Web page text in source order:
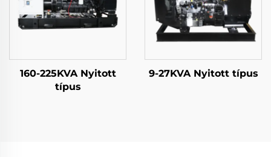
160-225KVA Nyitott
típus
9-27KVA Nyitott típus